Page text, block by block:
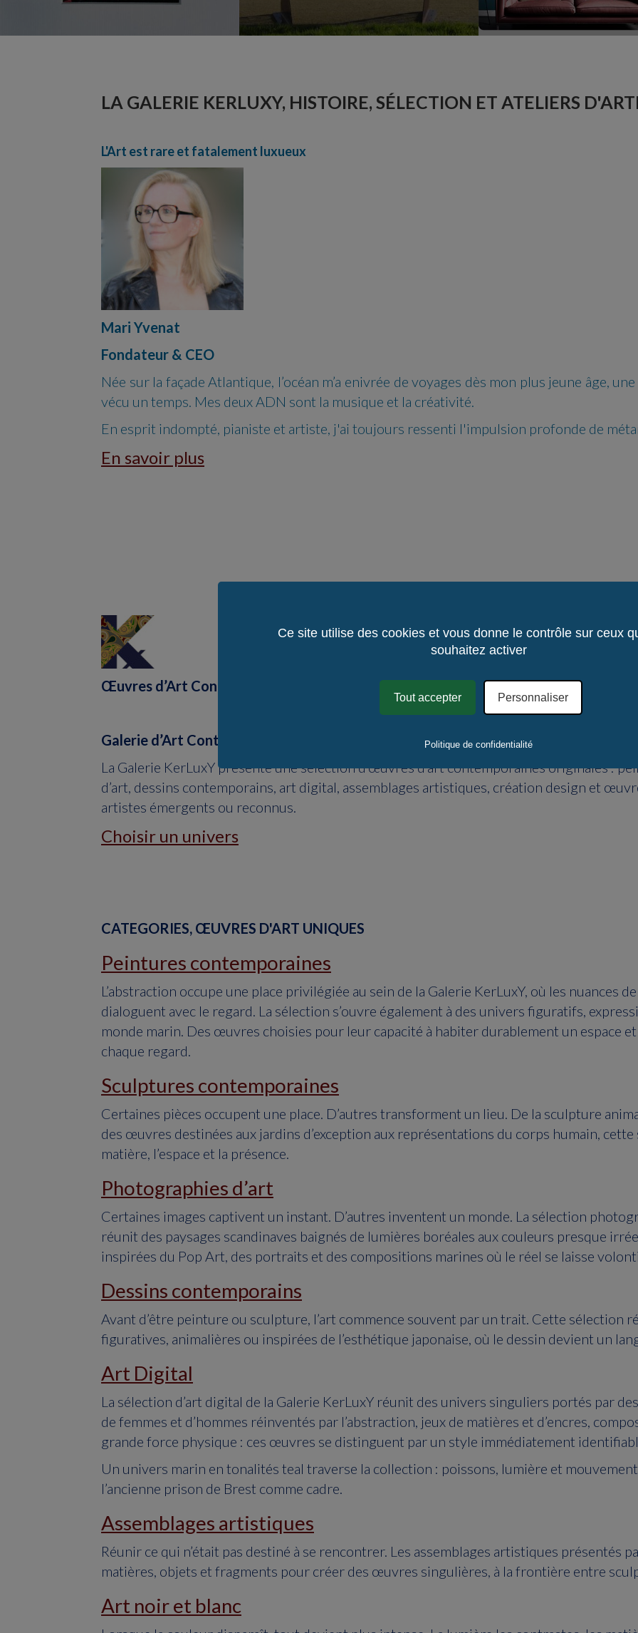
LA GALERIE KERLUXY, HISTOIRE, SÉLECTION ET ATELIERS
L'Art est rare et fatalement luxueux
Mari Yvenat
Fondateur & CEO
Née sur la façade Atlantique, l’océan m’a enivrée de voyages dès mon plus jeune âge,
vécu un temps. Mes deux ADN sont la musique et la créativité.
En esprit indompté, pianiste et artiste, j'ai toujours ressenti l'impulsion profonde de
En savoir plus
Œuvres d’Art Contemporaines pour sublimer votre Intérieur
Galerie d’Art Contemporain en ligne
La Galerie KerLuxY présente une sélection d’œuvres d’art contemporaines originales :
d’art, dessins contemporains, art digital, assemblages artistiques, création design et
artistes émergents ou reconnus.
Choisir un univers
CATEGORIES, ŒUVRES D'ART UNIQUES
Peintures contemporaines
L’abstraction occupe une place privilégiée au sein de la Galerie KerLuxY, où les nuances
dialoguent avec le regard. La sélection s’ouvre également à des univers figuratifs,
monde marin. Des œuvres choisies pour leur capacité à habiter durablement un espace
chaque regard.
Sculptures contemporaines
Certaines pièces occupent une place. D’autres transforment un lieu. De la sculpture
des œuvres destinées aux jardins d’exception aux représentations du corps humain,
matière, l’espace et la présence.
Photographies d’art
Certaines images captivent un instant. D’autres inventent un monde. La sélection
réunit des paysages scandinaves baignés de lumières boréales aux couleurs presque
inspirées du Pop Art, des portraits et des compositions marines où le réel se laisse
Dessins contemporains
Avant d’être peinture ou sculpture, l’art commence souvent par un trait. Cette sélection
figuratives, animalières ou inspirées de l’esthétique japonaise, où le dessin devient un
Art Digital
La sélection d’art digital de la Galerie KerLuxY réunit des univers singuliers portés par
de femmes et d’hommes réinventés par l’abstraction, jeux de matières et d’encres,
grande force physique : ces œuvres se distinguent par un style immédiatement
Un univers marin en tonalités teal traverse la collection : poissons, lumière et
l’ancienne prison de Brest comme cadre.
Assemblages artistiques
Réunir ce qui n’était pas destiné à se rencontrer. Les assemblages artistiques présentés
matières, objets et fragments pour créer des œuvres singulières, à la frontière entre
Art noir et blanc
Ce site utilise des cookies et vous donne le contrôle sur ceux
souhaitez activer
Tout accepter Personnaliser
Politique de confidentialité